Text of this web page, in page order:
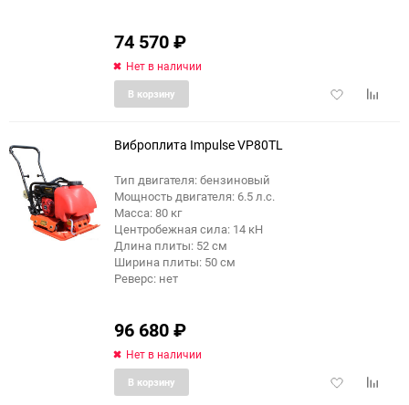
74 570₽
Нет в наличии
Добавить
В корзину
Виброплита Impulse VP80TL
Тип двигателя: бензиновый
Мощность двигателя: 6.5 л.с.
Масса: 80 кг
Центробежная сила: 14 кН
Длина плиты: 52 см
Ширина плиты: 50 см
Реверс: нет
96 680₽
Нет в наличии
Добавить
В корзину